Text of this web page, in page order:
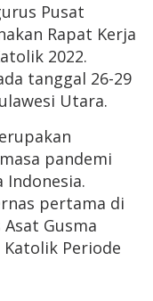
Pusat
Rapat Kerja
2022.
tanggal 26-29
Utara.
pandemi
Indonesia.
pertama di
Gusma
Periode